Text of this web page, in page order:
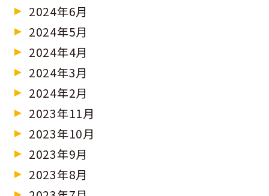
2024年6月
2024年5月
2024年4月
2024年3月
2024年2月
2023年11月
2023年10月
2023年9月
2023年8月